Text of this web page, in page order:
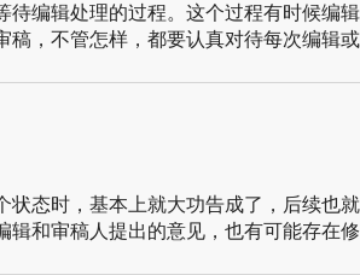
待编辑处理的过程。这个过程有时候编
稿，不管怎样，都要认真对待每次编辑
状态时，基本上就大功告成了，后续也
辑和审稿人提出的意见，也有可能存在